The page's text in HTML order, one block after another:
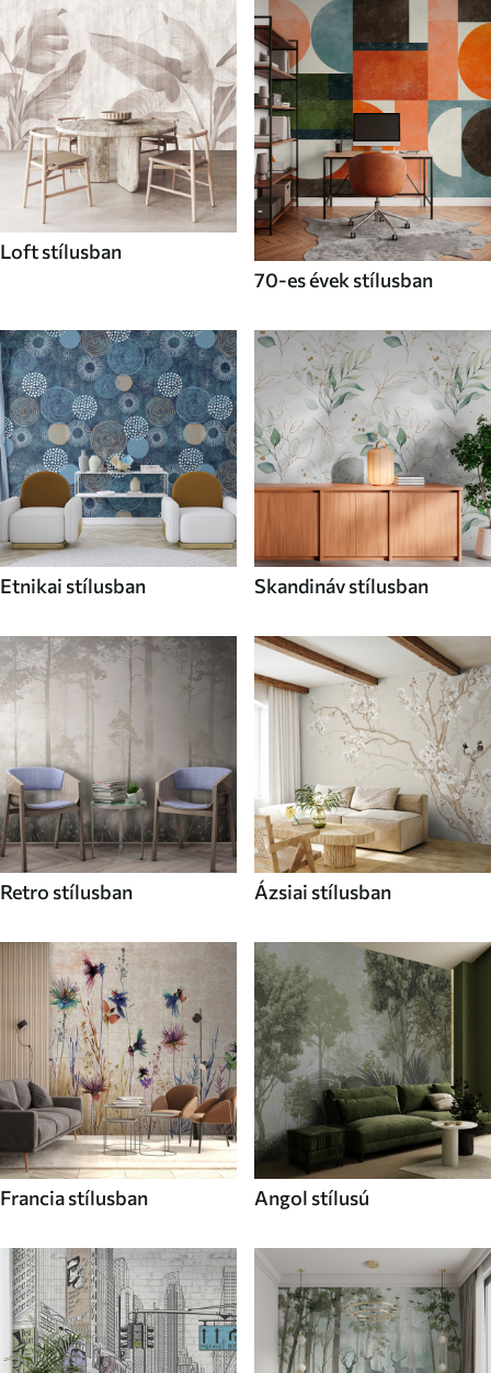
Loft stílusban
70-es évek stílusban
Etnikai stílusban Skandináv stílusban
Retro stílusban Ázsiai stílusban
Francia stílusban Angol stílusú